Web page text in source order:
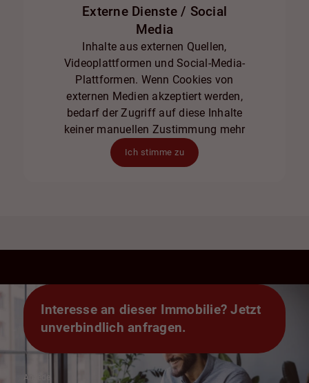
Externe Dienste / Social
Media
Inhalte aus externen Quellen,
Videoplattformen und Social-Media-
Plattformen. Wenn Cookies von
externen Medien akzeptiert werden,
bedarf der Zugriff auf diese Inhalte
keiner manuellen Zustimmung mehr
Ich stimme zu
Interesse an dieser Immobilie? Jetzt
unverbindlich anfragen.
Anrede